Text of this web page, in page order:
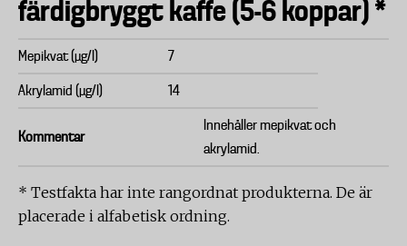
färdigbryggt kaffe (5-6 koppar) *
Mepikvat (µg/l) 7
Akrylamid (µg/l) 14
Kommentar
Innehåller mepikvat och
akrylamid.
* Testfakta har inte rangordnat produkterna. De är
placerade i alfabetisk ordning.